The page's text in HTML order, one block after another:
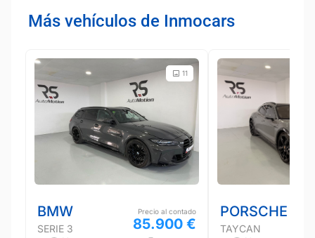
Más vehículos de Inmocars
11
BMW
SERIE 3
Precio al contado
85.900 €
PORSCHE
TAYCAN